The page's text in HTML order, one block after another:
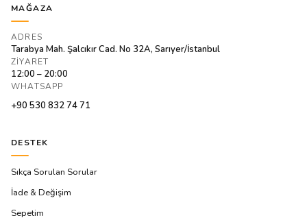
MAĞAZA
ADRES
Tarabya Mah. Şalcıkır Cad. No 32A, Sarıyer/İstanbul
ZIYARET
12:00 – 20:00
WHATSAPP
+90 530 832 74 71
DESTEK
Sıkça Sorulan Sorular
İade & Değişim
Sepetim